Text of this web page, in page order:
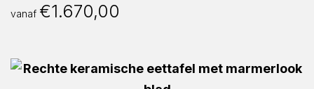
vanaf €1.670,00